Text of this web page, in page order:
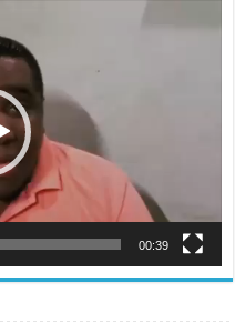
00:39